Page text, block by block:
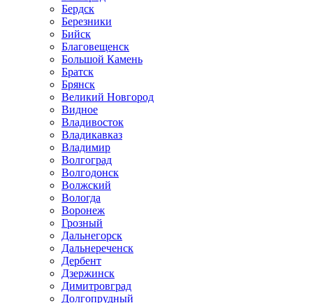
Бердск
Березники
Бийск
Благовещенск
Большой Камень
Братск
Брянск
Великий Новгород
Видное
Владивосток
Владикавказ
Владимир
Волгоград
Волгодонск
Волжский
Вологда
Воронеж
Грозный
Дальнегорск
Дальнереченск
Дербент
Дзержинск
Димитровград
Долгопрудный